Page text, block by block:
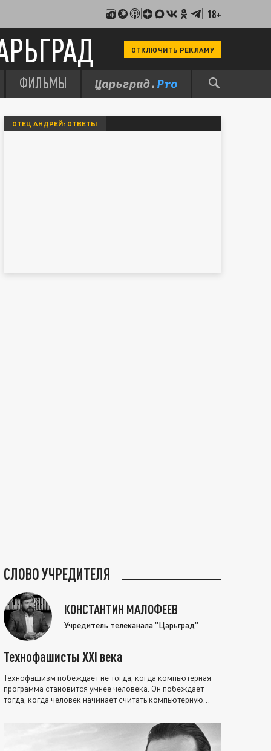
18+
ОТКЛЮЧИТЬ РЕКЛАМУ
ФИЛЬМЫ
ОТЕЦ АНДРЕЙ: ОТВЕТЫ
СЛОВО УЧРЕДИТЕЛЯ
КОНСТАНТИН МАЛОФЕЕВ
Учредитель телеканала "Царьград"
Технофашисты XXI века
Технофашизм побеждает не тогда, когда компьютерная
программа становится умнее человека. Он побеждает
тогда, когда человек начинает считать компьютерную